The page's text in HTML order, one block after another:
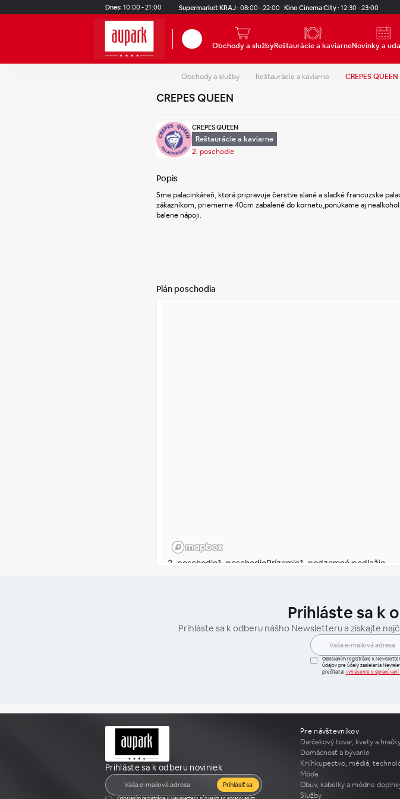
Dnes: 10:00 - 21:00 Supermarket KRAJ: 08:00 - 22:00 Kino Cinema City: 12:30 - 23:00
Hľadať
Obchody a službyReštaurácie a kaviarneNovinky a
Obchody a služby Reštaurácie a kaviarne CREPES QUEEN
CREPES QUEEN
CREPES QUEEN
Reštaurácie a kaviarne
2. poschodie
Popis
Sme palacinkáreň, ktorá pripravuje čerstve slané a sladké francuzske
zákazníkom, priemerne 40cm zabalené do kornetu,ponúkame aj
balene nápoji.
Plán poschodia
Prihláste sa k
Prihláste sa k odberu nášho Newsletteru a získajte
Odoslaním registrácie k
údajov pre účely zasielania
prečítal(a) vyhlásenie o
Prihláste sa k odberu noviniek
Prihlásiť sa
Pre návštevníkov
Darčekový tovar, kvety a
Domácnosť a bývanie
Kníhkupectvo, médiá,
Móda
Obuv, kabelky a módne
Služby